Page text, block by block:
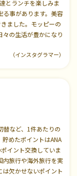
とランチを楽しみま
る事があります。美容
ました。モッピーの
の生活が豊かになり
（インスタグラマー）
替など、1件あたりの
めたポイントはANA
イント交換していま
内旅行や海外旅行を実
欠かせないポイント